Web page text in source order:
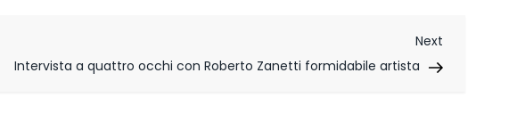
Next
Post
Next
Intervista a quattro occhi con Roberto Zanetti formidabile artista